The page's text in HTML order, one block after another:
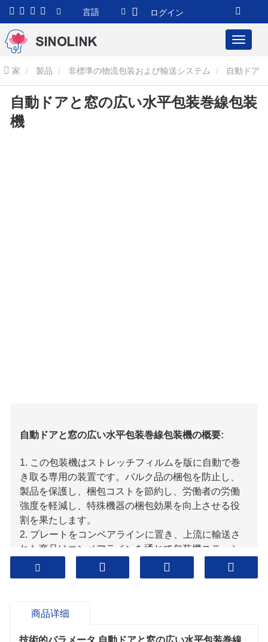
言語 ログイン
家 製品 非標準の物流包装および輸送システム
と窓の広い水平包装巻線包装機
自動ドアと窓の広い水平包装巻線包装
機
自動ドアと窓の広い水平包装巻線包装機の概要:
1. この包装機はストレッチフィルムを版に自動で巻
き取る専用の装置です。バルク品の梱包を防止し、
製品を保護し、梱包コストを節約し、労働者の労働
強度を軽減し、特殊機器の梱包効果を向上させる役
割を果たします。
2. プレートをコンベアラインに置き、上流に輸送さ
れた商品はコンベアラインを通じて包装機ステーシ
ョンに輸送され、包装パラメータを設定し、手動で
包装機を起動して連続包装プロセスを実現します。
ョンに搬送します。ラッピングパッケージを完成さ
せます。次の貨物循環梱包が始まります。
商品详细